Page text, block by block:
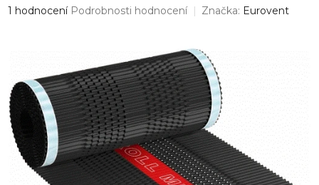
Průměrné
5
hvězdiček.
1 hodnocení Podrobnosti hodnocení Značka: Eurovent